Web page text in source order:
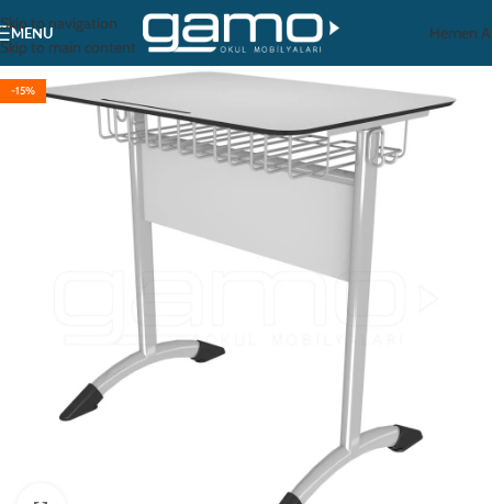
Skip to navigation
Skip to main content
MENU Hemen
-15%